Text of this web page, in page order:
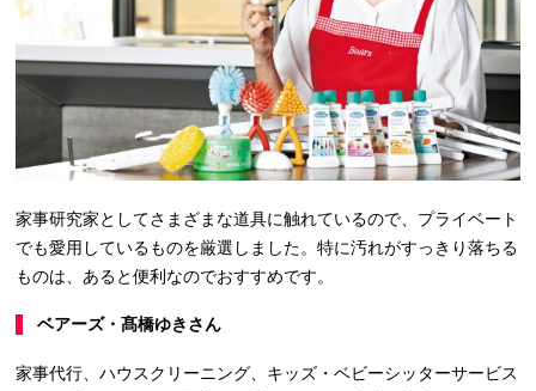
家事研究家としてさまざまな道具に触れているので、プライベート
でも愛用しているものを厳選しました。特に汚れがすっきり落ちる
ものは、あると便利なのでおすすめです。
ベアーズ・髙橋ゆきさん
家事代行、ハウスクリーニング、キッズ・ベビーシッターサービス